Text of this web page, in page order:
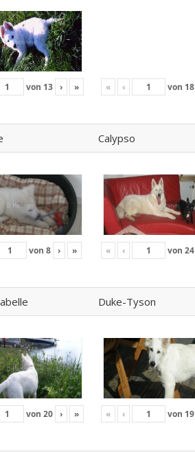
von 13 › » « ‹ von 18
Calypso
von 8 › » « ‹ von24
Duke-Tyson
von20 › » « ‹ von 19